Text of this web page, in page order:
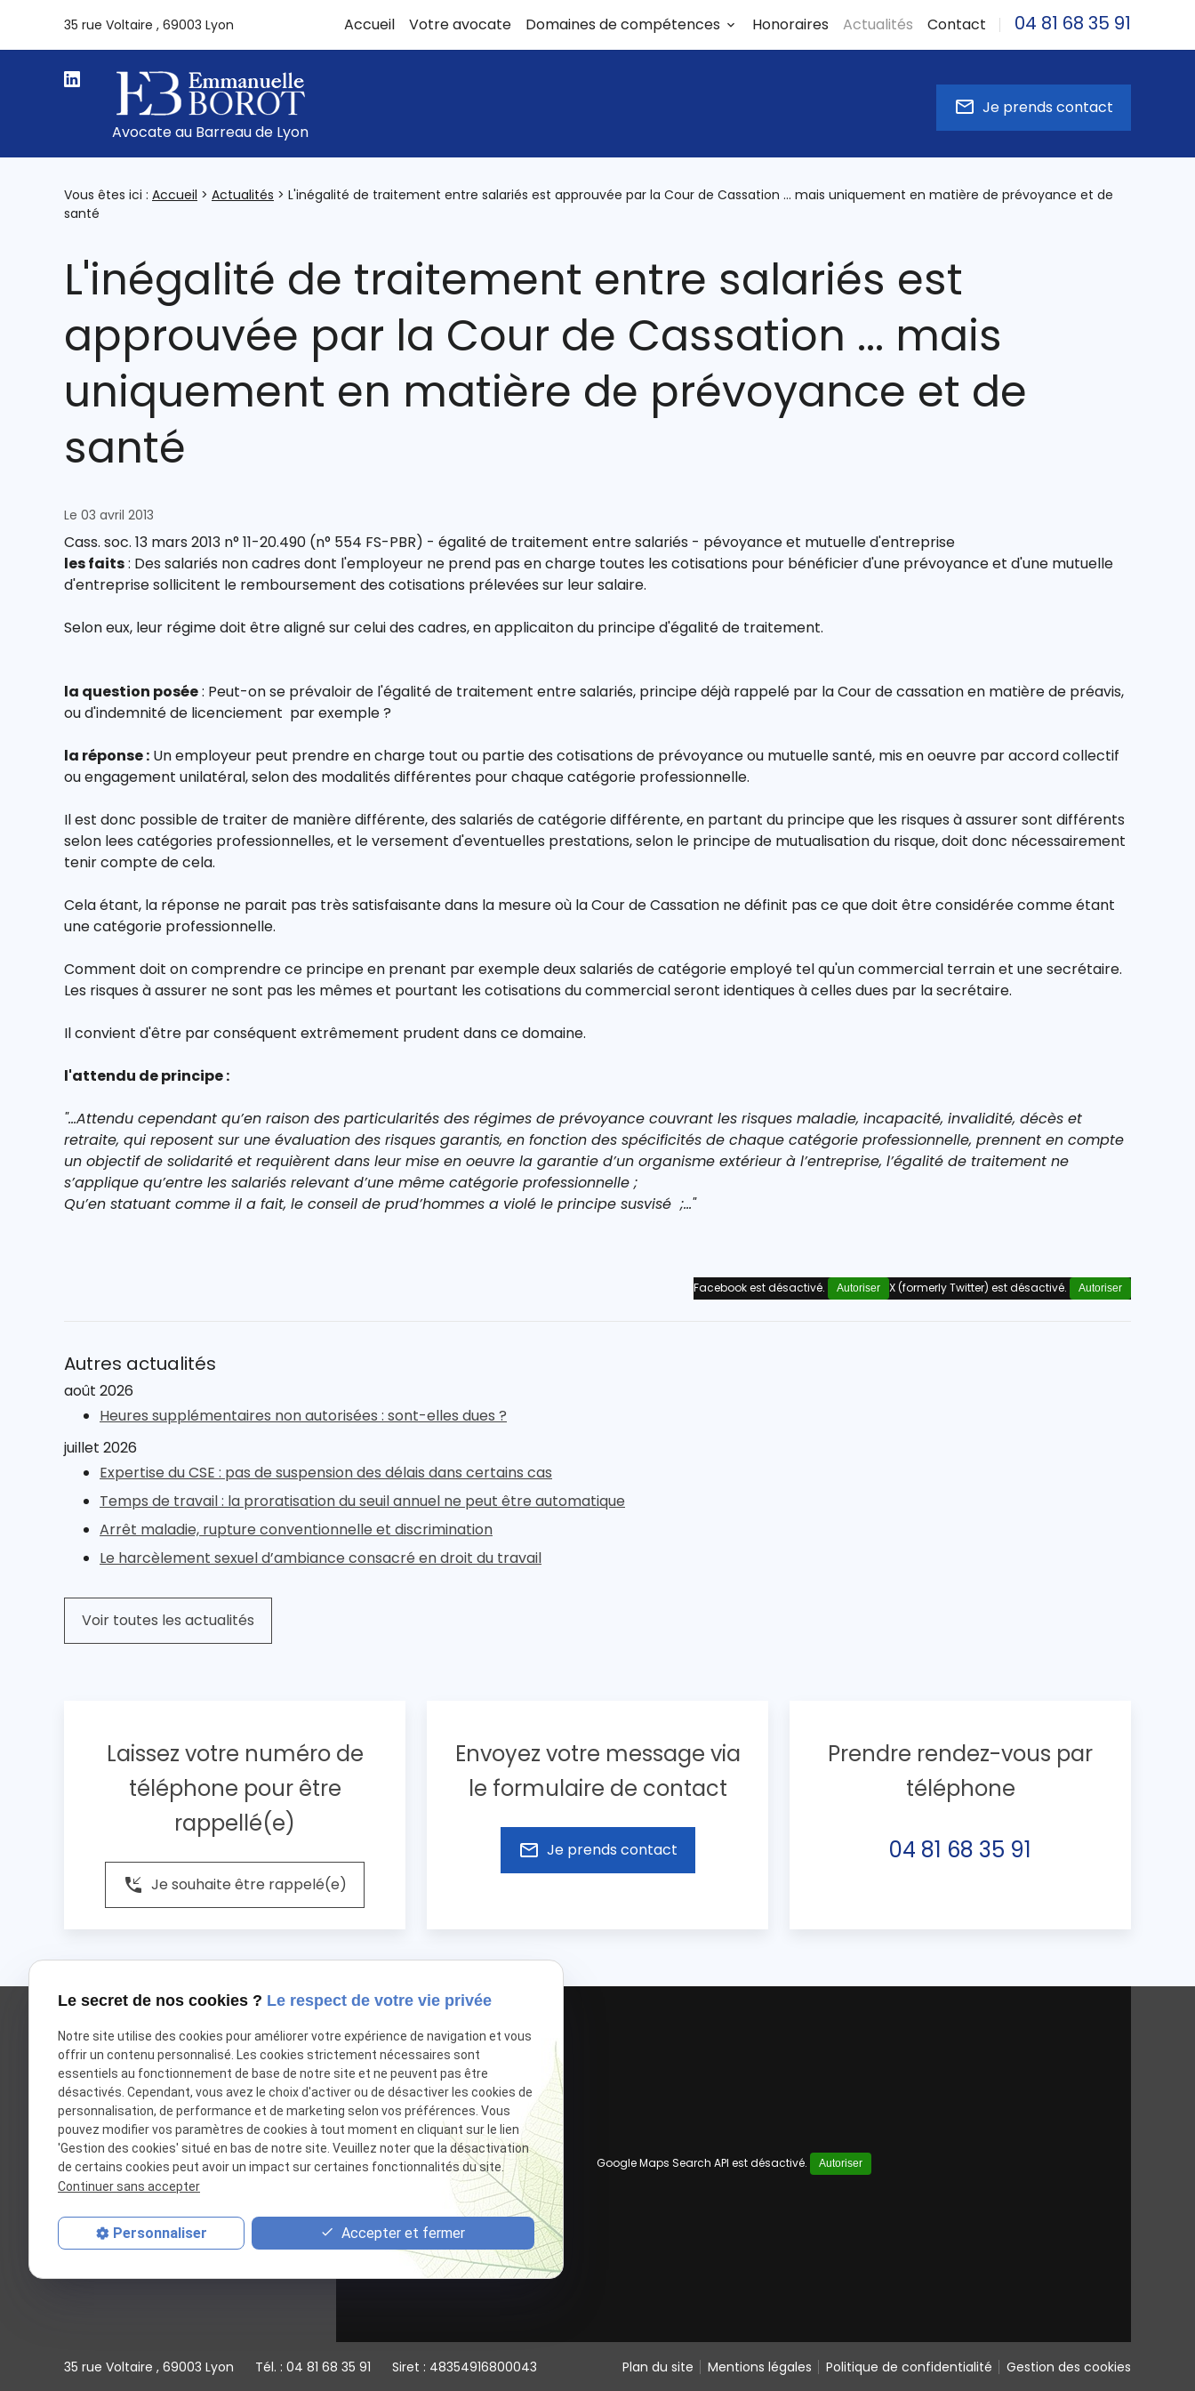
Avocate au Barreau de Lyon
mail_outline Je prends contact
Accueil Votre avocate Domaines de compétences Honoraires Actualités Contact 04 81 68 35 91
35 rue Voltaire 69003 Lyon
Vous êtes ici : Accueil > Actualités > L'inégalité de traitement entre salariés est approuvée par la Cour de Cassation ... mais uniquement en matière de prévoyance et de
santé
L'inégalité de traitement entre salariés est
approuvée par la Cour de Cassation ... mais
uniquement en matière de prévoyance et de
santé
Le 03 avril 2013
Cass. soc. 13 mars 2013 n° 11-20.490 (n° 554 FS-PBR) - égalité de traitement entre salariés - pévoyance et mutuelle d'entreprise
les faits: Des salariés non cadres dont l'employeur ne prend pas en charge toutes les cotisations pour bénéficier d'une prévoyance et d'une mutuelle
d'entreprise sollicitent le remboursement des cotisations prélevées sur leur salaire.
Selon eux, leur régime doit être aligné sur celui des cadres, en applicaiton du principe d'égalité de traitement.
la question posée: Peut-on se prévaloir de l'égalité de traitement entre salariés, principe déjà rappelé par la Cour de cassation en matière de préavis,
ou d'indemnité de licenciement par exemple ?
la réponse : Un employeur peut prendre en charge tout ou partie des cotisations de prévoyance ou mutuelle santé, mis en oeuvre par accord collectif
ou engagement unilatéral, selon des modalités différentes pour chaque catégorie professionnelle.
Il est donc possible de traiter de manière différente, des salariés de catégorie différente, en partant du principe que les risques à assurer sont différents
selon lees catégories professionnelles, et le versement d'eventuelles prestations, selon le principe de mutualisation du risque, doit donc nécessairement
tenir compte de cela.
Cela étant, la réponse ne parait pas très satisfaisante dans la mesure où la Cour de Cassation ne définit pas ce que doit être considérée comme étant
une catégorie professionnelle.
Comment doit on comprendre ce principe en prenant par exemple deux salariés de catégorie employé tel qu'un commercial terrain et une secrétaire.
Les risques à assurer ne sont pas les mêmes et pourtant les cotisations du commercial seront identiques à celles dues par la secrétaire.
Il convient d'être par conséquent extrêmement prudent dans ce domaine.
l'attendu de principe :
"...Attendu cependant qu’en raison des particularités des régimes de prévoyance couvrant les risques maladie, incapacité, invalidité, décès et
retraite, qui reposent sur une évaluation des risques garantis, en fonction des spécificités de chaque catégorie professionnelle, prennent en compte
un objectif de solidarité et requièrent dans leur mise en oeuvre la garantie d’un organisme extérieur à l’entreprise, l’égalité de traitement ne
s’applique qu’entre les salariés relevant d’une même catégorie professionnelle ;
Qu’en statuant comme il a fait, le conseil de prud’hommes a violé le principe susvisé ;..."
X (formerly Twitter) est désactivé. Autoriser
Facebook est désactivé. Autoriser
Autres actualités
août 2026
Heures supplémentaires non autorisées : sont-elles dues ?
juillet 2026
Expertise du CSE : pas de suspension des délais dans certains cas
Temps de travail : la proratisation du seuil annuel ne peut être automatique
Arrêt maladie, rupture conventionnelle et discrimination
Le harcèlement sexuel d’ambiance consacré en droit du travail
Voir toutes les actualités
Laissez votre numéro de
téléphone pour être
rappellé(e)
phone_callback Je souhaite être rappelé(e)
Envoyez votre message via
le formulaire de contact
mail_outline Je prends contact
Prendre rendez-vous par
téléphone
04 81 68 35 91
Avocate au Barreau de Lyon Google Maps Search API est désactivé. Autoriser
35 rue Voltaire 69003 Lyon Tél. : 04 81 68 35 91 Siret : 48354916800043 Plan du site Mentions légales Politique de confidentialité Gestion des cookies
Le secret de nos cookies ? Le respect de votre vie privée
Notre site utilise des cookies pour améliorer votre expérience de navigation et vous
offrir un contenu personnalisé. Les cookies strictement nécessaires sont
essentiels au fonctionnement de base de notre site et ne peuvent pas être
désactivés. Cependant, vous avez le choix d'activer ou de désactiver les cookies de
personnalisation, de performance et de marketing selon vos préférences. Vous
pouvez modifier vos paramètres de cookies à tout moment en cliquant sur le lien
'Gestion des cookies' situé en bas de notre site. Veuillez noter que la désactivation
de certains cookies peut avoir un impact sur certaines fonctionnalités du site.
Continuer sans accepter
Personnaliser Accepter et fermer